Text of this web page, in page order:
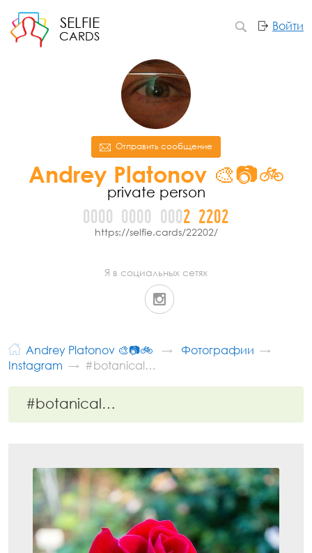
SELFIE
CARDS
Войти
Отправить сообщение
Andrey Platonov 🎨📷🚲
private person
0000 0000 0002 2202
https://selfie.cards/22202/
Я в социальных сетях
Andrey Platonov 🎨📷🚲
Фотографии
Instagram
#botanical…
#botanical…